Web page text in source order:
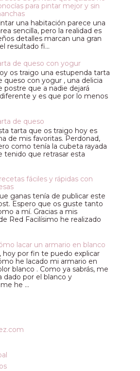
para pintar mejor y sin
una habitación parece una
sencilla, pero la realidad es
detalles marcan una gran
resultado fi...
de queso con yogur
os traigo una estupenda tarta
queso con yogur , una delicia
postre que a nadie dejará
y es que por lo menos
de queso
tarta que os traigo hoy es
de mis favoritas. Perdonad,
como tenía la cubeta rayada
tenido que retrasar esta
fáciles y rápidas con
ganas tenía de publicar este
Espero que os guste tanto
a mí. Gracias a mis
Red Facilísimo he realizado
lacar un armario en blanco
hoy por fin te puedo explicar
he lacado mi armario en
blanco . Como ya sabrás, me
dado por el blanco y
he ...